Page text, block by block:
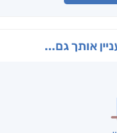
אותך גם...